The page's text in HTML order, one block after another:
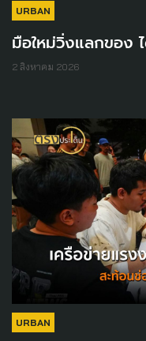
URBAN
มือใหม่วิ่งแลกของ
2 สิงหาคม 2026
URBAN